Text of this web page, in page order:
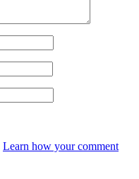
Learn how your comment